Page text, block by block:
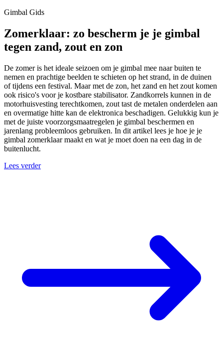
Gimbal Gids
Zomerklaar: zo bescherm je je gimbal
tegen zand, zout en zon
De zomer is het ideale seizoen om je gimbal mee naar buiten te
nemen en prachtige beelden te schieten op het strand, in de duinen
of tijdens een festival. Maar met de zon, het zand en het zout komen
ook risico's voor je kostbare stabilisator. Zandkorrels kunnen in de
motorhuisvesting terechtkomen, zout tast de metalen onderdelen aan
en overmatige hitte kan de elektronica beschadigen. Gelukkig kun je
met de juiste voorzorgsmaatregelen je gimbal beschermen en
jarenlang probleemloos gebruiken. In dit artikel lees je hoe je je
gimbal zomerklaar maakt en wat je moet doen na een dag in de
buitenlucht.
Lees verder